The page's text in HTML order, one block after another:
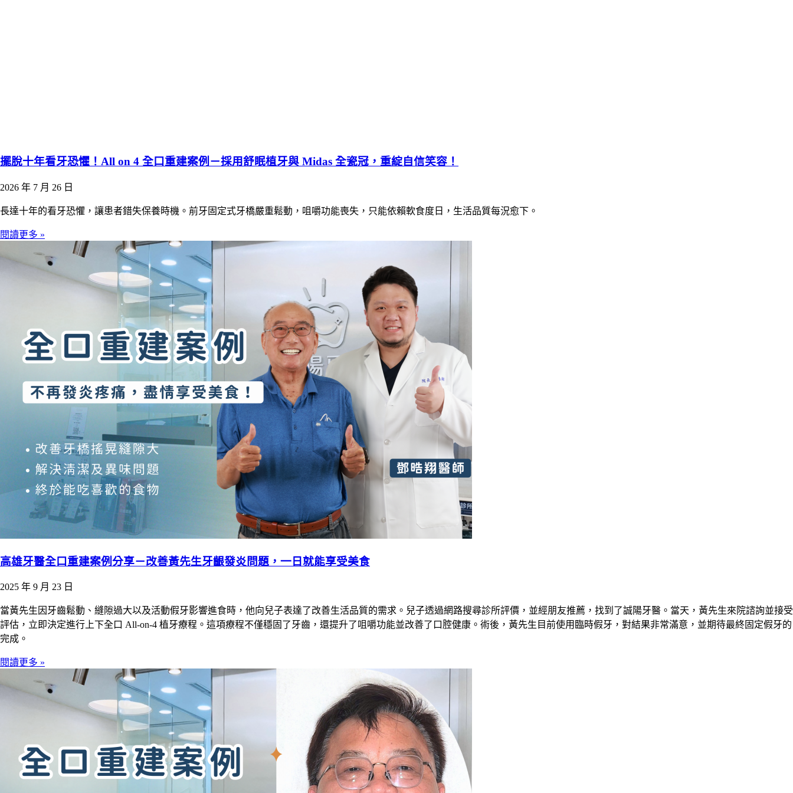
擺脫十年看牙恐懼！All on 4 全口重建案例－採用舒眠植牙與 Midas 全瓷冠，重綻自信笑容！
2026 年 7 月 26 日
長達十年的看牙恐懼，讓患者錯失保養時機。前牙固定式牙橋嚴重鬆動，咀嚼功能喪失，只能依賴軟食度日，生活品質每況愈下。
閱讀更多 »
高雄牙醫全口重建案例分享－改善黃先生牙齦發炎問題，一日就能享受美食
2025 年 9 月 23 日
當黃先生因牙齒鬆動、縫隙過大以及活動假牙影響進食時，他向兒子表達了改善生活品質的需求。兒子透過網路搜尋診所評價，並經朋友推薦，找到了誠陽牙醫。當天，黃先生來院諮詢並接受
評估，立即決定進行上下全口 All-on-4 植牙療程。這項療程不僅穩固了牙齒，還提升了咀嚼功能並改善了口腔健康。術後，黃先生目前使用臨時假牙，對結果非常滿意，並期待最終固定假牙的
完成。
閱讀更多 »